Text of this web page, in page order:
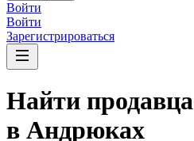
Войти
Войти
Зарегистрироваться
Найти продавца
в Андрюках